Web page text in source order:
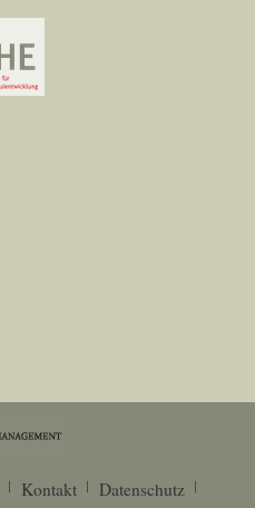
Kontakt Datenschutz